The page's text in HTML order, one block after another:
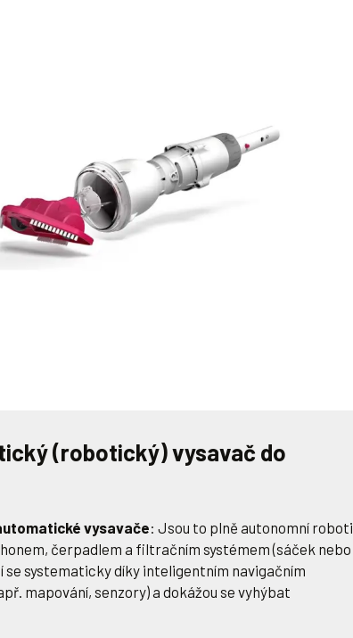
(robotický) vysavač do
vysavače: Jsou to plně autonomní roboti
čerpadlem a filtračním systémem (sáček nebo
se systematicky díky inteligentním navigačním
mapování, senzory) a dokážou se vyhýbat